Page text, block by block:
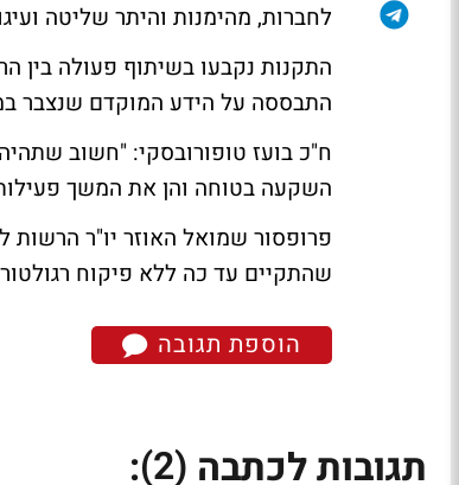
לחברות, מהימנות והיתר שליטה
התקנות נקבעו בשיתוף פעולה בין
התבססה על הידע המוקדם שנצבר
ח"כ בועז טופורובסקי: "חשוב
השקעה בטוחה והן את המשך
פרופסור שמואל האוזר יו"ר הרשות
שהתקיים עד כה ללא פיקוח
הוספת תגובה
תגובות לכתבה (2)
: